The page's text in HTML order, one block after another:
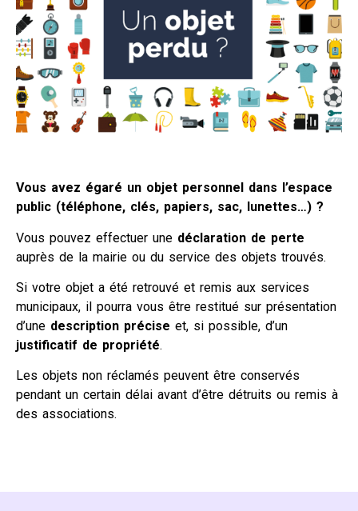
Vous avez égaré un objet personnel dans l’espace
public (téléphone, clés, papiers, sac, lunettes…) ?
Vous pouvez effectuer une déclaration de perte
auprès de la mairie ou du service des objets trouvés.
Si votre objet a été retrouvé et remis aux services
municipaux, il pourra vous être restitué sur présentation
d’une description précise et, si possible, d’un
justificatif de propriété.
Les objets non réclamés peuvent être conservés
pendant un certain délai avant d’être détruits ou remis à
des associations.